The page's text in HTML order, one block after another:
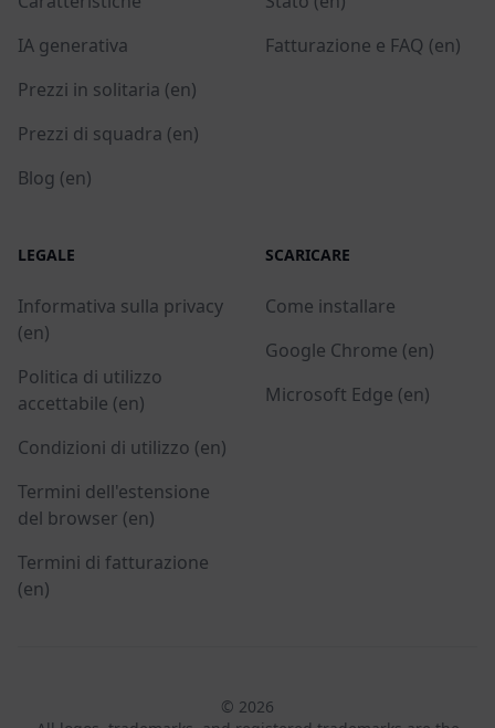
IA generativa
Prezzi in solitaria (en)
Prezzi di squadra (en)
Blog (en)
Fatturazione e FAQ (en)
LEGALE
Informativa sulla privacy
(en)
Politica di utilizzo
accettabile (en)
Condizioni di utilizzo (en)
Termini dell'estensione
del browser (en)
Termini di fatturazione
(en)
SCARICARE
Come installare
Google Chrome (en)
Microsoft Edge (en)
© 2026